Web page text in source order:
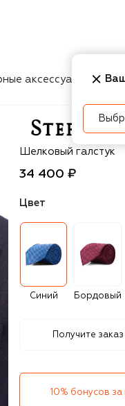
аксессуары
Stefano Ricci
Шелковый галстук
34 400 ₽
Цвет
Синий Бордовый
Получите
10% бонусов